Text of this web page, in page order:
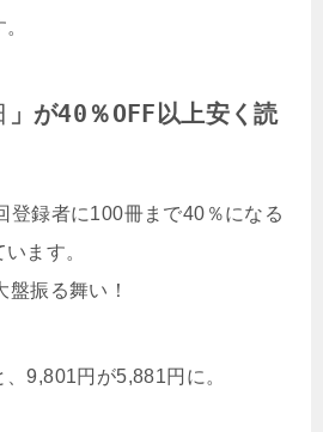
」が40％OFF以上安く読
登録者に100冊まで40％になる
ます。
振る舞い！
9,801円が5,881円に。